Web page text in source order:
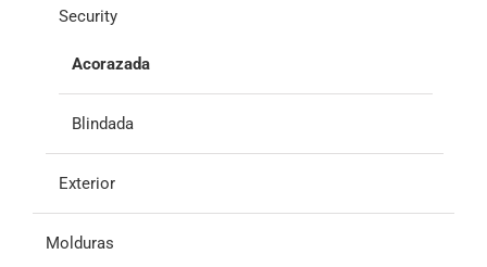
Security
Acorazada
Blindada
Exterior
Molduras